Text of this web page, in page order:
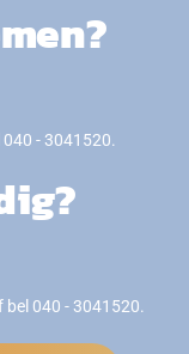
- 3041520.
040 - 3041520.